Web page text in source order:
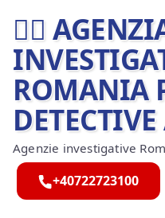
🕵️‍♂
ROMANIA
Agenzie investigative
+40722723100